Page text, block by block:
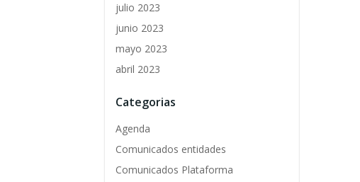
julio 2023
junio 2023
mayo 2023
abril 2023
Categorias
Agenda
Comunicados entidades
Comunicados Plataforma